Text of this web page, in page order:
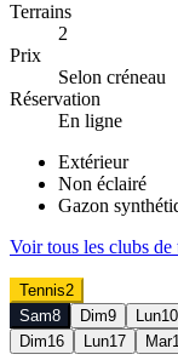
Terrains
2
Prix
Selon créneau
Réservation
En ligne
Extérieur
Non éclairé
Gazon
Voir tous les clubs de
Tennis2
Sam8 Dim9 Lun10
Dim16 Lun17 Mar